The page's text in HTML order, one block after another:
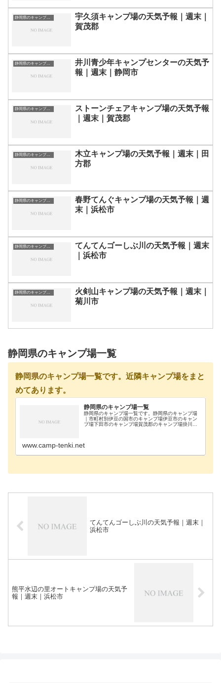
静岡県のキャンプ場一覧
宇久須キャンプ場の天気予報｜週末｜
賀茂郡
静岡県のキャンプ場一覧
井川青少年キャンプセンターの天気予
報｜週末｜静岡市
静岡県のキャンプ場一覧
ストーンチェアキャンプ場の天気予報
｜週末｜賀茂郡
静岡県のキャンプ場一覧
木立キャンプ場の天気予報｜週末｜田
方郡
静岡県のキャンプ場一覧
春野てんぐキャンプ場の天気予報｜週
末｜浜松市
静岡県のキャンプ場一覧
てんてんゴーしぶ川の天気予報｜週末
｜浜松市
静岡県のキャンプ場一覧
火剣山キャンプ場の天気予報｜週末｜
菊川市
静岡県のキャンプ場一覧
静岡県のキャンプ場一覧です。近隣キャンプ場をまと
めてあります。
静岡県のキャンプ場一覧
静岡県のキャンプ場一覧です。静岡県のキャンプ場
｜市町村別伊豆の国市のキャンプ場伊豆市のキャン
プ場下田市のキャンプ場賀茂郡のキャンプ場掛川市
www.camp-tenki.net
てんてんゴーしぶ川の天気予報｜週末｜
浜松市
熊平水辺の里オートキャンプ場の天気予
報｜週末｜浜松市